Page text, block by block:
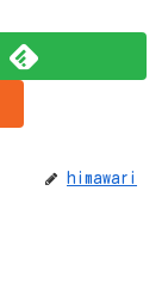
himawari